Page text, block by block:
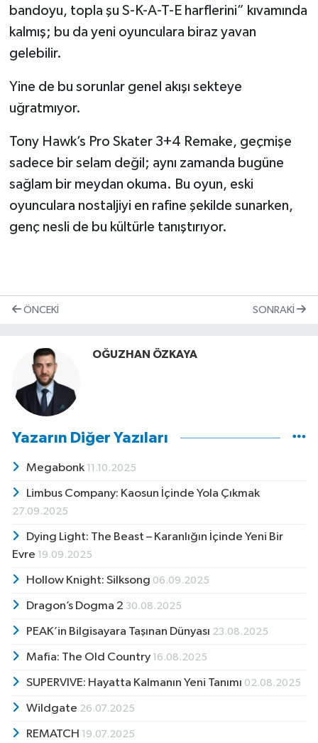
bandoyu, topla şu S-K-A-T-E harflerini” kıvamında
kalmış; bu da yeni oyunculara biraz yavan
gelebilir.
Yine de bu sorunlar genel akışı sekteye
uğratmıyor.
Tony Hawk’s Pro Skater 3+4 Remake, geçmişe
sadece bir selam değil; aynı zamanda bugüne
sağlam bir meydan okuma. Bu oyun, eski
oyunculara nostaljiyi en rafine şekilde sunarken,
genç nesli de bu kültürle tanıştırıyor.
ÖNCEKI SONRAKI
OĞUZHAN ÖZKAYA
Yazarın Diğer Yazıları
Megabonk 11.10.2025
Limbus Company: Kaosun İçinde Yola Çıkmak
27.09.2025
Dying Light: The Beast – Karanlığın İçinde Yeni Bir
Evre 19.09.2025
Hollow Knight: Silksong 06.09.2025
Dragon’s Dogma 2 30.08.2025
PEAK’in Bilgisayara Taşınan Dünyası 23.08.2025
Mafia: The Old Country 16.08.2025
SUPERVIVE: Hayatta Kalmanın Yeni Tanımı 02.08.2025
Wildgate 26.07.2025
REMATCH 19.07.2025